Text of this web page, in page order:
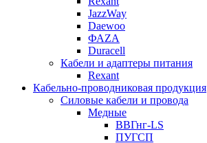
JazzWay
Daewoo
ФАZА
Duracell
Кабели и адаптеры питания
Rexant
Кабельно-проводниковая продукция
Силовые кабели и провода
Медные
ВВГнг-LS
ПУГСП